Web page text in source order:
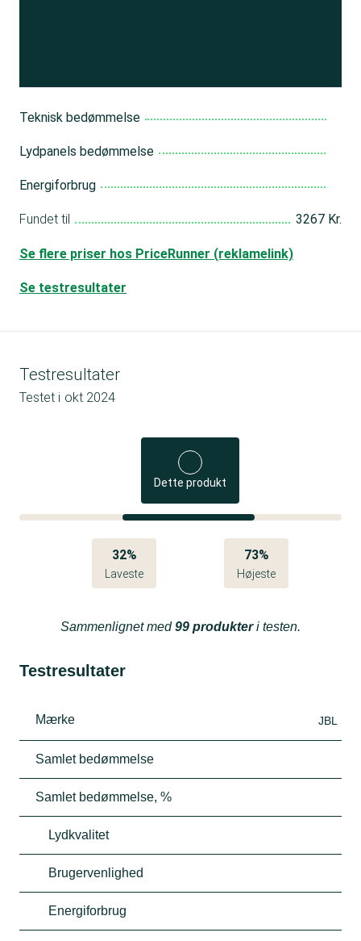
Teknisk bedømmelse
Lydpanels bedømmelse
Energiforbrug
Fundet til 3267 Kr.
Se flere priser hos PriceRunner (reklamelink)
Se testresultater
Testresultater
Testet i okt 2024
Dette produkt
32%
Laveste
73%
Højeste
Sammenlignet med99 produkteri testen.
Testresultater
Mærke JBL
Samlet bedømmelse
Samlet bedømmelse, %
Lydkvalitet
Brugervenlighed
Energiforbrug